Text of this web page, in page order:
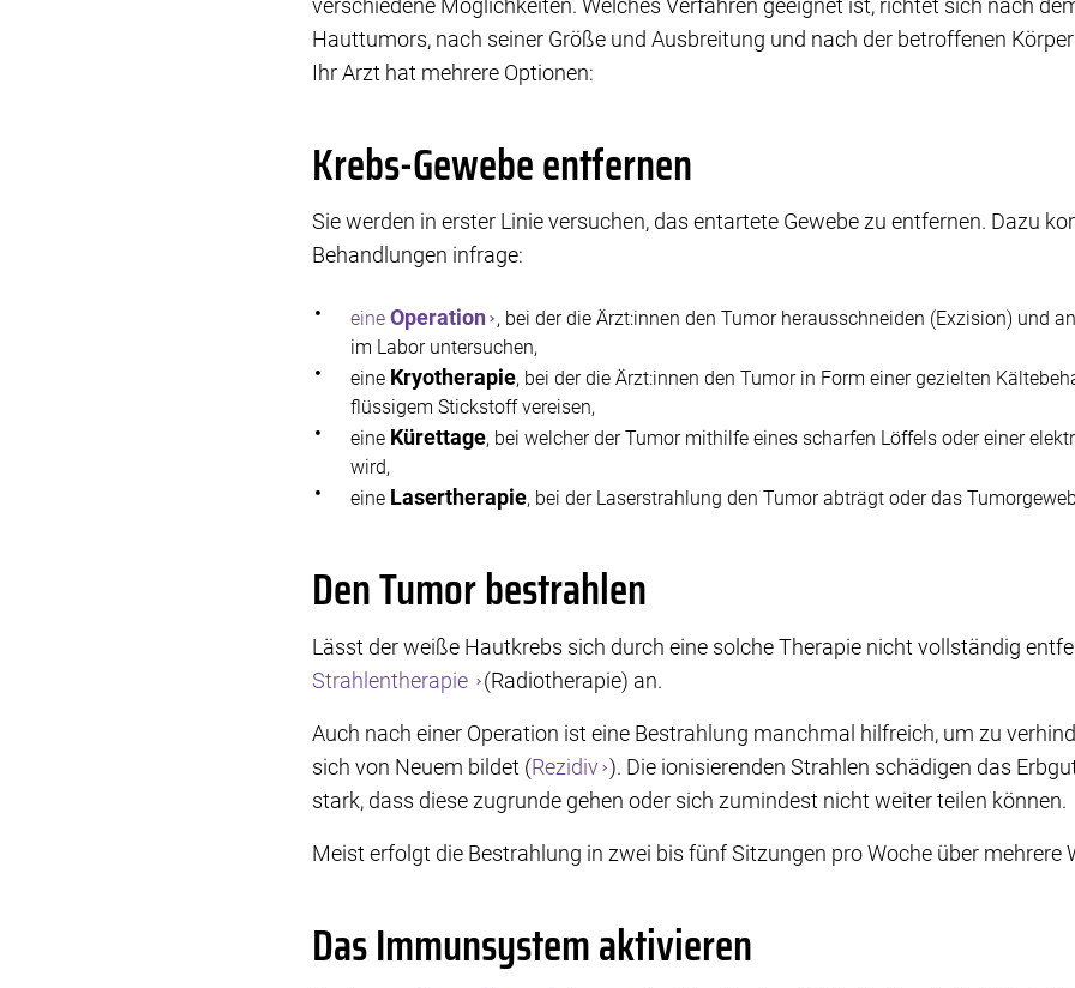
Hauttumors, nach seiner Größe und Ausbreitung und nach der betroffenen
Ihr Arzt hat mehrere Optionen:
Krebs-Gewebe entfernen
Sie werden in erster Linie versuchen, das entartete Gewebe zu entfernen. Dazu
Behandlungen infrage:
eine Operation , bei der die Ärzt:innen den Tumor herausschneiden (Exzision) und
im Labor untersuchen,
eine Kryotherapie, bei der die Ärzt:innen den Tumor in Form einer gezielten
flüssigem Stickstoff vereisen,
eine Kürettage, bei welcher der Tumor mithilfe eines scharfen Löffels oder einer
wird,
eine Lasertherapie, bei der Laserstrahlung den Tumor abträgt oder das
Den Tumor bestrahlen
Lässt der weiße Hautkrebs sich durch eine solche Therapie nicht vollständig
Strahlentherapie
(Radiotherapie) an.
Auch nach einer Operation ist eine Bestrahlung manchmal hilfreich, um zu
sich von Neuem bildet (Rezidiv ). Die ionisierenden Strahlen schädigen das
stark, dass diese zugrunde gehen oder sich zumindest nicht weiter teilen können.
Meist erfolgt die Bestrahlung in zwei bis fünf Sitzungen pro Woche über mehrere
Das Immunsystem aktivieren